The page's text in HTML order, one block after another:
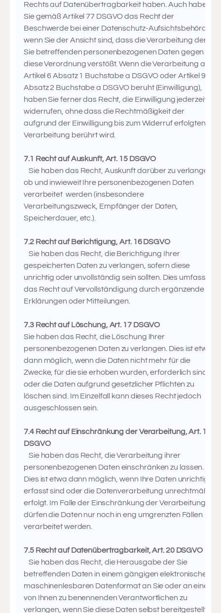
Rechts auf Datenübertragbarkeit haben. Auch haben
Sie gemäß Artikel 77 DSGVO das Recht der
Beschwerde bei einer Datenschutz-Aufsichtsbehörde,
wenn Sie der Ansicht sind, dass die Verarbeitung der
Sie betreffenden personenbezogenen Daten gegen
diese Verordnung verstößt. Wenn die Verarbeitung auf
Artikel 6 Absatz 1 Buchstabe a DSGVO oder Artikel 9
Absatz 2 Buchstabe a DSGVO beruht (Einwilligung),
haben Sie ferner das Recht, die Einwilligung jederzeit zu
widerrufen, ohne dass die Rechtmäßigkeit der
aufgrund der Einwilligung bis zum Widerruf erfolgten
Verarbeitung berührt wird.
7.1 Recht auf Auskunft, Art. 15 DSGVO
Sie haben das Recht, Auskunft darüber zu verlangen,
ob und inwieweit Ihre personenbezogenen Daten
verarbeitet werden (insbesondere
Verarbeitungszweck, Empfänger der Daten,
Speicherdauer, etc.).
7.2 Recht auf Berichtigung, Art. 16 DSGVO
Sie haben das Recht, die Berichtigung Ihrer
gespeicherten Daten zu verlangen, sofern diese
unrichtig oder unvollständig sein sollten. Dies umfasst
das Recht auf Vervollständigung durch ergänzende
Erklärungen oder Mitteilungen.
7.3 Recht auf Löschung, Art. 17 DSGVO
Sie haben das Recht, die Löschung Ihrer
personenbezogenen Daten zu verlangen. Dies ist etwa
dann möglich, wenn die Daten nicht mehr für die
Zwecke, für die sie erhoben wurden, erforderlich sind
oder die Daten aufgrund gesetzlicher Pflichten zu
löschen sind. Im Einzelfall kann dieses Recht jedoch
ausgeschlossen sein.
7.4 Recht auf Einschränkung der Verarbeitung, Art. 18
DSGVO
Sie haben das Recht, die Verarbeitung ihrer
personenbezogenen Daten einschränken zu lassen.
Dies ist etwa dann möglich, wenn Ihre Daten unrichtig
erfasst sind oder die Datenverarbeitung unrechtmäßig
erfolgt. Im Falle der Einschränkung der Verarbeitung
dürfen die Daten nur noch in eng umgrenzten Fällen
verarbeitet werden.
7.5 Recht auf Datenübertragbarkeit, Art. 20 DSGVO
Sie haben das Recht, die Herausgabe der Sie
betreffenden Daten in einem gängigen elektronischen,
maschinenlesbaren Datenformat an Sie oder an einen
von Ihnen zu benennenden Verantwortlichen zu
verlangen, wenn Sie diese Daten selbst bereitgestellt